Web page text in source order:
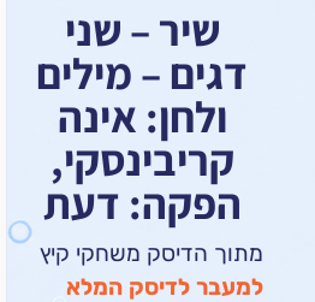
שיר – שני
דגים – מילים
ולחן: אינה
קריבינסקי,
הפקה: דעת
הדיסק משחקי קיץ
לדיסק המלא